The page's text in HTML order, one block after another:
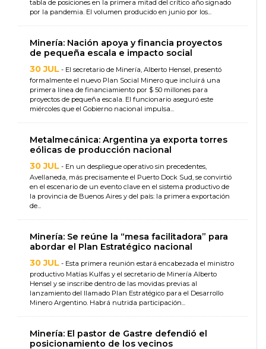
tabla de posiciones en la primera mitad del crítico año signado
por la pandemia. El volumen producido en junio por los...
Minería: Nación apoya y financia proyectos
de pequeña escala e impacto social
30 JUL - El secretario de Minería, Alberto Hensel, presentó
formalmente el nuevo Plan Social Minero que incluirá una
primera línea de financiamiento por $ 50 millones para
proyectos de pequeña escala. El funcionario aseguró este
miércoles que el Gobierno nacional impulsa...
Metalmecánica: Argentina ya exporta torres
eólicas de producción nacional
30 JUL - En un despliegue operativo sin precedentes,
Avellaneda, más precisamente el Puerto Dock Sud, se convirtió
en el escenario de un evento clave en el sistema productivo de
la provincia de Buenos Aires y del país: la primera exportación
de...
Minería: Se reúne la “mesa facilitadora” para
abordar el Plan Estratégico nacional
30 JUL - Esta primera reunión estará encabezada el ministro
productivo Matías Kulfas y el secretario de Minería Alberto
Hensel y se inscribe dentro de las movidas previas al
lanzamiento del llamado Plan Estratégico para el Desarrollo
Minero Argentino. Habrá nutrida participación...
Minería: El pastor de Gastre defendió el
posicionamiento de los vecinos